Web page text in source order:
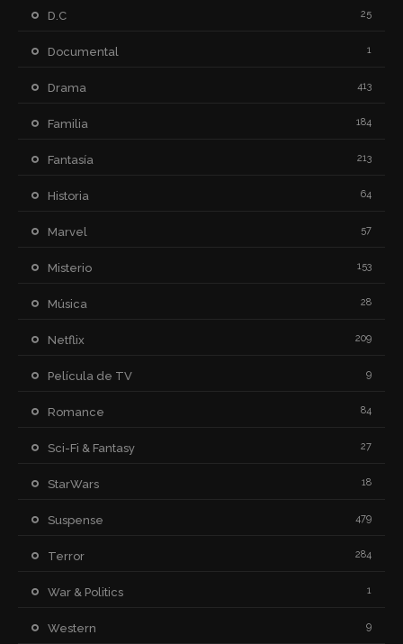
D.C 25
Documental 1
Drama 413
Familia 184
Fantasía 213
Historia 64
Marvel 57
Misterio 153
Música 28
Netflix 209
Película de TV 9
Romance 84
Sci-Fi & Fantasy 27
StarWars 18
Suspense 479
Terror 284
War & Politics 1
Western 9